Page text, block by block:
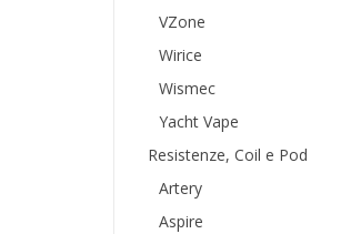
VZone
Wirice
Wismec
Yacht Vape
Resistenze, Coil e Pod
Artery
Aspire